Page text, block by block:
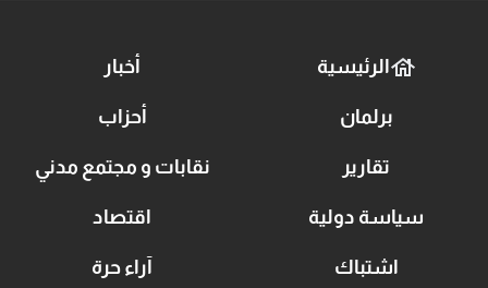
الرئيسية أخبار
برلمان أحزاب
تقارير نقابات و مجتمع مدني
سياسة دولية اقتصاد
اشتباك آراء حرة